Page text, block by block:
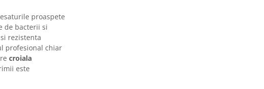
proaspete
de bacterii si
rezistenta
profesional chiar
croiala
este